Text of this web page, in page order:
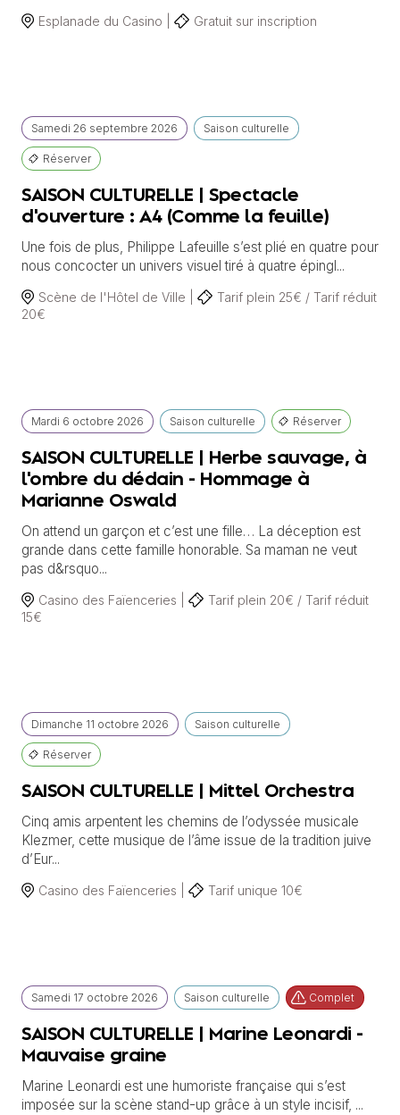
Esplanade du Casino | Gratuit sur inscription
Samedi 26 septembre 2026 Saison culturelle
Réserver
SAISON CULTURELLE | Spectacle
d'ouverture : A4 (Comme la feuille)
Une fois de plus, Philippe Lafeuille s’est plié en quatre pour
nous concocter un univers visuel tiré à quatre épingl...
Scène de l'Hôtel de Ville |
Tarif plein 25€ / Tarif réduit
20€
Mardi 6 octobre 2026 Saison culturelle Réserver
SAISON CULTURELLE | Herbe sauvage, à
l'ombre du dédain - Hommage à
Marianne Oswald
On attend un garçon et c’est une fille… La déception est
grande dans cette famille honorable. Sa maman ne veut
pas d&rsquo...
Casino des Faïenceries |
Tarif plein 20€ / Tarif réduit
15€
Dimanche 11 octobre 2026 Saison culturelle
Réserver
SAISON CULTURELLE | Mittel Orchestra
Cinq amis arpentent les chemins de l’odyssée musicale
Klezmer, cette musique de l’âme issue de la tradition juive
d’Eur...
Casino des Faïenceries | Tarif unique 10€
Samedi 17 octobre 2026 Saison culturelle Complet
SAISON CULTURELLE | Marine Leonardi -
Mauvaise graine
Marine Leonardi est une humoriste française qui s’est
imposée sur la scène stand-up grâce à un style incisif, ...